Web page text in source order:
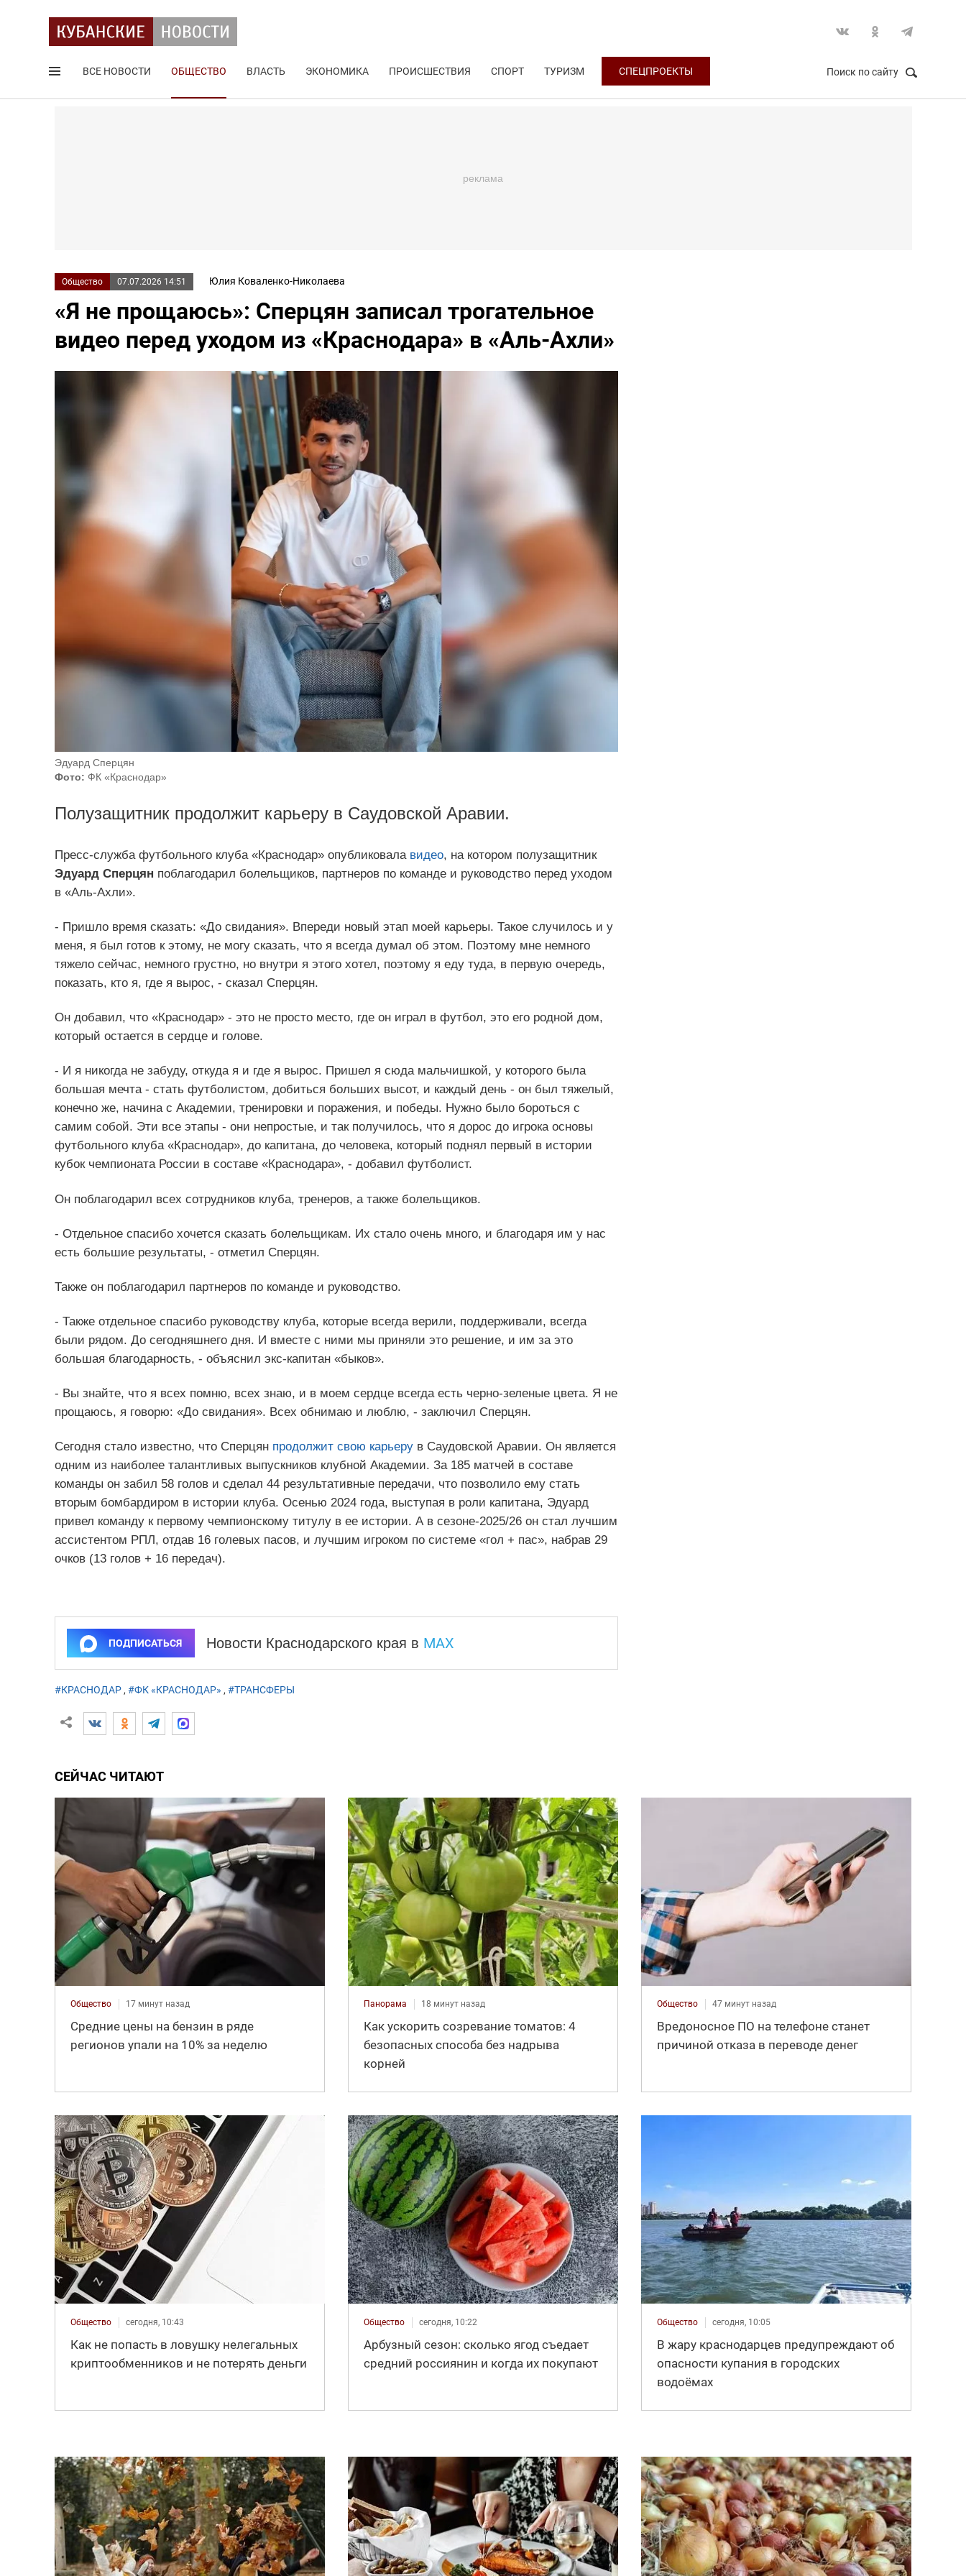
ВСЕ НОВОСТИ ОБЩЕСТВО ВЛАСТЬ ЭКОНОМИКА ПРОИСШЕСТВИЯ СПОРТ ТУРИЗМ СПЕЦПРОЕКТЫ Поиск по сайту
Общество 07.07.2026 14:51 Юлия Коваленко-Николаева
«Я не прощаюсь»: Сперцян записал трогательное
видео перед уходом из «Краснодара» в «Аль-Ахли»
Эдуард Сперцян
Фото: ФК «Краснодар»
Полузащитник продолжит карьеру в Саудовской Аравии.
Пресс-служба футбольного клуба «Краснодар» опубликовала видео, на котором полузащитник
Эдуард Сперцян поблагодарил болельщиков, партнеров по команде и руководство перед уходом
в «Аль-Ахли».
- Пришло время сказать: «До свидания». Впереди новый этап моей карьеры. Такое случилось и у
меня, я был готов к этому, не могу сказать, что я всегда думал об этом. Поэтому мне немного
тяжело сейчас, немного грустно, но внутри я этого хотел, поэтому я еду туда, в первую очередь,
показать, кто я, где я вырос, - сказал Сперцян.
Он добавил, что «Краснодар» - это не просто место, где он играл в футбол, это его родной дом,
который остается в сердце и голове.
- И я никогда не забуду, откуда я и где я вырос. Пришел я сюда мальчишкой, у которого была
большая мечта - стать футболистом, добиться больших высот, и каждый день - он был тяжелый,
конечно же, начина с Академии, тренировки и поражения, и победы. Нужно было бороться с
самим собой. Эти все этапы - они непростые, и так получилось, что я дорос до игрока основы
футбольного клуба «Краснодар», до капитана, до человека, который поднял первый в истории
кубок чемпионата России в составе «Краснодара», - добавил футболист.
Он поблагодарил всех сотрудников клуба, тренеров, а также болельщиков.
- Отдельное спасибо хочется сказать болельщикам. Их стало очень много, и благодаря им у нас
есть большие результаты, - отметил Сперцян.
Также он поблагодарил партнеров по команде и руководство.
- Также отдельное спасибо руководству клуба, которые всегда верили, поддерживали, всегда
были рядом. До сегодняшнего дня. И вместе с ними мы приняли это решение, и им за это
большая благодарность, - объяснил экс-капитан «быков».
- Вы знайте, что я всех помню, всех знаю, и в моем сердце всегда есть черно-зеленые цвета. Я не
прощаюсь, я говорю: «До свидания». Всех обнимаю и люблю, - заключил Сперцян.
Сегодня стало известно, что Сперцян продолжит свою карьерув Саудовской Аравии. Он является
одним из наиболее талантливых выпускников клубной Академии. За 185 матчей в составе
команды он забил 58 голов и сделал 44 результативные передачи, что позволило ему стать
вторым бомбардиром в истории клуба. Осенью 2024 года, выступая в роли капитана, Эдуард
привел команду к первому чемпионскому титулу в ее истории. А в сезоне-2025/26 он стал лучшим
ассистентом РПЛ, отдав 16 голевых пасов, и лучшим игроком по системе «гол + пас», набрав 29
очков (13 голов + 16 передач).
ПОДПИСАТЬСЯ Новости Краснодарского края в MAX
#КРАСНОДАР, #ФК «КРАСНОДАР» , #ТРАНСФЕРЫ
СЕЙЧАС ЧИТАЮТ
Общество 17 минут назад
Средние цены на бензин в ряде
регионов упали на 10% за неделю
Панорама 18 минут назад
Как ускорить созревание томатов: 4
безопасных способа без надрыва
корней
Общество 47 минут назад
Вредоносное ПО на телефоне станет
причиной отказа в переводе денег
Общество сегодня, 10:43
Как не попасть в ловушку нелегальных
криптообменников и не потерять деньги
Общество сегодня, 10:22
Арбузный сезон: сколько ягод съедает
средний россиянин и когда их покупают
Общество сегодня, 10:05
В жару краснодарцев предупреждают об
опасности купания в городских
водоёмах